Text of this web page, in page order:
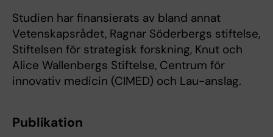
Studien har finansierats av bland annat
Vetenskapsrådet, Ragnar Söderbergs stiftelse,
Stiftelsen för strategisk forskning, Knut och
Alice Wallenbergs Stiftelse, Centrum för
innovativ medicin (CIMED) och Lau-anslag.
Publikation